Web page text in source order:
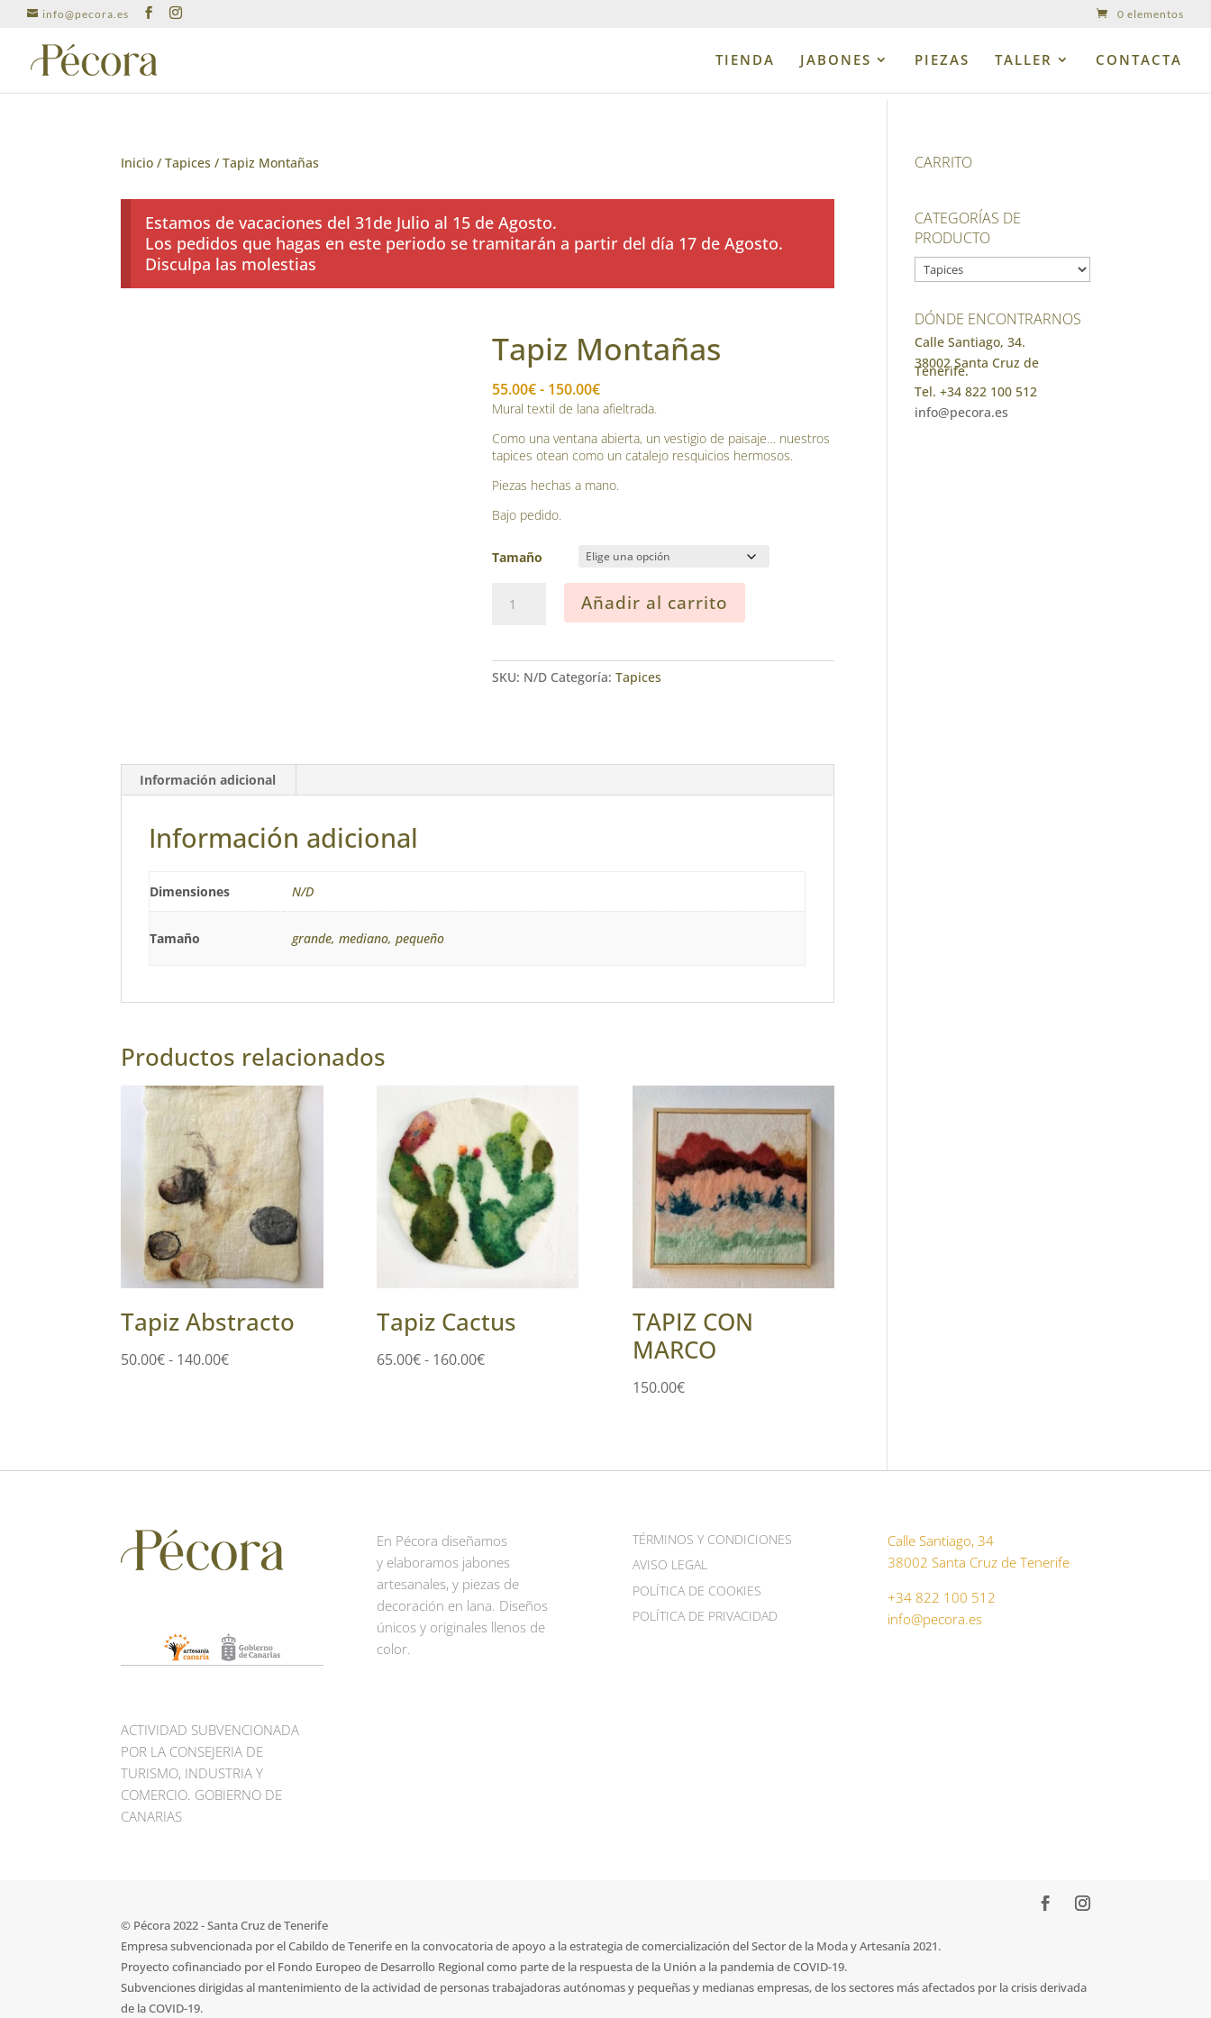
info@pecora.es 0 elementos
TIENDA JABONES PIEZAS TALLER CONTACTA
Inicio /Tapices / Tapiz Montañas
Estamos de vacaciones del 31de Julio al 15 de Agosto.
Los pedidos que hagas en este periodo se tramitarán a partir del día 17 de Agosto.
Disculpa las molestias
Tapiz Montañas
55.00€- 150.00€Rango
de
precios:
desde
hasta
Mural textil de lana afieltrada.
Como una ventana abierta, un vestigio de paisaje… nuestros
tapices otean como un catalejo resquicios hermosos.
Piezas hechas a mano.
Bajo pedido.
Tamaño
Montañas
Añadir al carrito
SKU: N/D Categoría:Tapices
Información adicional
Información adicional
Dimensiones N/D
Tamaño grande, mediano, pequeño
Productos relacionados
Tapiz Abstracto
50.00€ - 140.00€Rango
Tapiz Cactus
65.00€- 160.00€Rango
TAPIZ CON
MARCO
150.00€
CARRITO
CATEGORÍAS DE
PRODUCTO
DÓNDE ENCONTRARNOS
Calle Santiago, 34.
38002 Santa Cruz de
Tenerife.
Tel. +34 822 100 512
info@pecora.es
ACTIVIDAD SUBVENCIONADA
POR LA CONSEJERIA DE
TURISMO, INDUSTRIA Y
COMERCIO. GOBIERNO DE
CANARIAS
En Pécora diseñamos
y elaboramos jabones
artesanales, y piezas de
decoración en lana. Diseños
únicos y originales llenos de
color.
TÉRMINOS Y CONDICIONES
AVISO LEGAL
POLÍTICA DE COOKIES
POLÍTICA DE PRIVACIDAD
Calle Santiago, 34
38002 Santa Cruz de Tenerife
+34 822 100 512
info@pecora.es
© Pécora 2022 - Santa Cruz de Tenerife
Empresa subvencionada por el Cabildo de Tenerife en la convocatoria de apoyo a la estrategia de comercialización del Sector de la Moda y Artesanía 2021.
Proyecto cofinanciado por el Fondo Europeo de Desarrollo Regional como parte de la respuesta de la Unión a la pandemia de COVID-19.
Subvenciones dirigidas al mantenimiento de la actividad de personas trabajadoras autónomas y pequeñas y medianas empresas, de los sectores más afectados por la crisis derivada
de la COVID-19.